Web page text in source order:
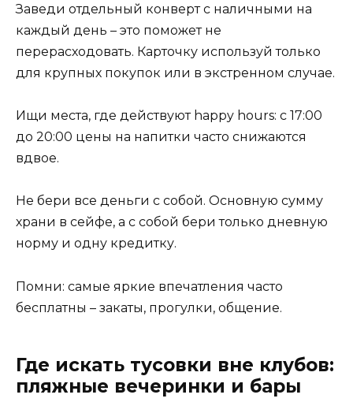
Заведи отдельный конверт с наличными на
каждый день – это поможет не
перерасходовать. Карточку используй только
для крупных покупок или в экстренном случае.
Ищи места, где действуют happy hours: с 17:00
до 20:00 цены на напитки часто снижаются
вдвое.
Не бери все деньги с собой. Основную сумму
храни в сейфе, а с собой бери только дневную
норму и одну кредитку.
Помни: самые яркие впечатления часто
бесплатны – закаты, прогулки, общение.
Где искать тусовки вне клубов:
пляжные вечеринки и бары